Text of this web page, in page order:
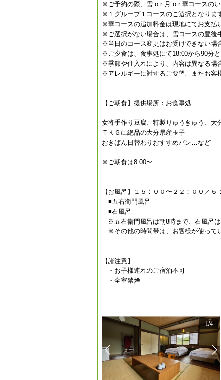
※ご予約の際、雪 o r 月 o r 華コースの
※１グループ１コースのご選択となりま
※華コースの追加料金は現地にてお支払
※ご選択がない場合は、雪コースの豊後
※当日のコース変更はお受けできない場
※ご夕食は、食事処にて18:00から90分
※季節や仕入れにより、内容は異なる場
※アレルギーに対するご要望、またお客
【ご朝食】提供場所：お食事処
女将手作り豆腐、特製りゅうきゅう、大
ＴＫＧに絶品の大分県産玉子
おきぱん日替わりおすすめパン…など
※ご朝食は8:00〜
【お風呂】１５：００〜２２：００／６
■五右衛門風呂
■石風呂
※五右衛門風呂は朝8時まで、石風呂
※その他の時間帯は、お客様が使って
【諸注意】
・お子様連れのご宿泊不可
・全室禁煙
1/4